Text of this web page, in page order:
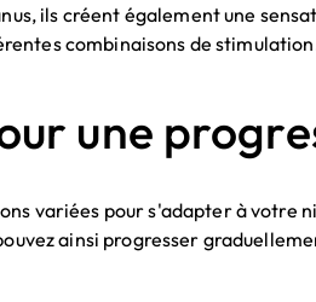
ils créent également une
combinaisons de
une
variées pour s'adapter à votre
ainsi progresser